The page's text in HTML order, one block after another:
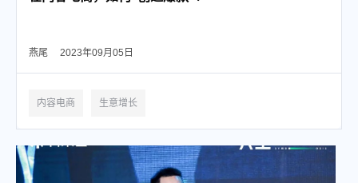
燕尾 2023年09月05日
内容电商 生意增长